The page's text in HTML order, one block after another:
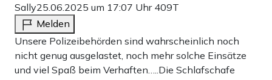
Sally25.06.2025 um 17:07 Uhr 409T
Melden
Unsere Polizeibehörden sind wahrscheinlich noch
nicht genug ausgelastet, noch mehr solche Einsätze
und viel Spaß beim Verhaften…..Die Schlafschafe